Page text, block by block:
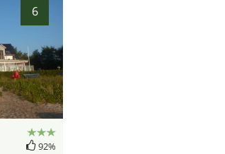
6
92%